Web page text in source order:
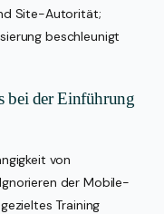
Site-Autorität;
beschleunigt
bei der Einführung
von
der Mobile-
Training